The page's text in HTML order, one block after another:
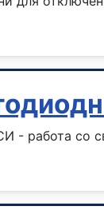
- работа со